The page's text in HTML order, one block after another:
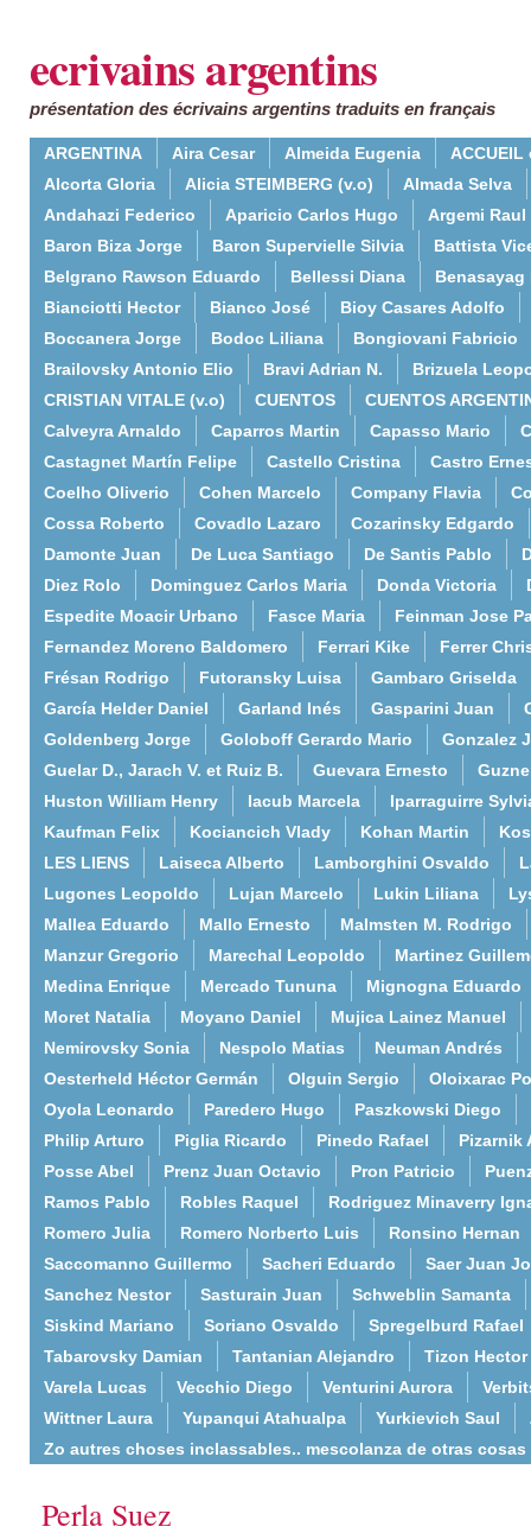
ecrivains argentins
présentation des écrivains argentins traduits en français
ARGENTINA Aira Cesar Almeida Eugenia
ACCUEIL
Alcorta Gloria
Alicia STEIMBERG (v.o)
Almada Selva
Andahazi Federico
Aparicio Carlos Hugo
Argemi Raul
Baron Biza Jorge
Baron Supervielle Silvia
Battista
Belgrano Rawson Eduardo
Bellessi Diana
Benasayag
Bianciotti Hector
Bianco José
Bioy Casares Adolfo
Boccanera Jorge
Bodoc Liliana
Bongiovani Fabricio
Brailovsky Antonio Elio
Bravi Adrian N.
Brizuela
CRISTIAN VITALE (v.o)
CUENTOS
CUENTOS
Calveyra Arnaldo
Caparros Martin Capasso Mario
Castagnet Martín Felipe
Castello Cristina
Castro
Coelho Oliverio
Cohen Marcelo Company Flavia
Cossa Roberto
Covadlo Lazaro
Cozarinsky Edgardo
Damonte Juan
De Luca Santiago De Santis Pablo
Diez Rolo
Dominguez Carlos Maria Donda Victoria
Espedite Moacir Urbano
Fasce Maria
Feinman Jose
Fernandez Moreno Baldomero
Ferrari Kike
Ferrer
Frésan Rodrigo
Futoransky Luisa
Gambaro Griselda
García Helder Daniel
Garland Inés Gasparini Juan
Goldenberg Jorge
Goloboff Gerardo Mario
Gonzalez
Guelar D., Jarach V. et Ruiz B.
Guevara Ernesto
Huston William Henry
Iacub Marcela
Iparraguirre
Kaufman Felix
Kociancich Vlady Kohan Martin
LES LIENS
Laiseca Alberto Lamborghini Osvaldo
Lugones Leopoldo
Lujan Marcelo Lukin Liliana
Mallea Eduardo
Mallo Ernesto
Malmsten M. Rodrigo
Manzur Gregorio
Marechal Leopoldo
Martinez
Medina Enrique
Mercado Tununa
Mignogna Eduardo
Moret Natalia
Moyano Daniel
Mujica Lainez Manuel
Nemirovsky Sonia
Nespolo Matias
Neuman Andrés
Oesterheld Héctor Germán
Olguin Sergio
Oloixarac
Oyola Leonardo
Paredero Hugo
Paszkowski Diego
Philip Arturo
Piglia Ricardo Pinedo Rafael
Pizarnik
Posse Abel
Prenz Juan Octavio Pron Patricio
Ramos Pablo
Robles Raquel
Rodriguez Minaverry
Romero Julia
Romero Norberto Luis
Ronsino Hernan
Saccomanno Guillermo
Sacheri Eduardo
Saer Juan
Sanchez Nestor
Sasturain Juan
Schweblin Samanta
Siskind Mariano
Soriano Osvaldo
Spregelburd Rafael
Tabarovsky Damian
Tantanian Alejandro
Tizon Hector
Varela Lucas
Vecchio Diego Venturini Aurora
Wittner Laura
Yupanqui Atahualpa Yurkievich Saul
Zo autres choses inclassables.. mescolanza de otras cosas
Perla Suez